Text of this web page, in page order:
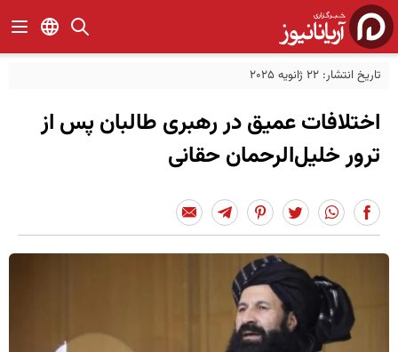
تاریخ انتشار: 22 ژانویه 2025
اختلافات عمیق در رهبری طالبان پس از
ترور خلیل‌الرحمان حقانی